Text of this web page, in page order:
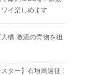
イ楽しめます
橋 激流の青物を狙
スター】石垣島遠征！